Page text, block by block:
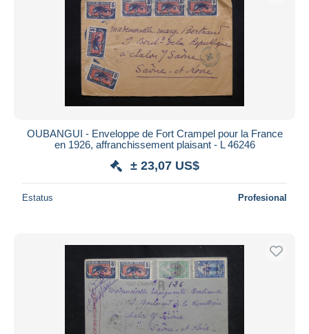
OUBANGUI - Enveloppe de Fort Crampel pour la France
en 1926, affranchissement plaisant - L 46246
± 23,07 US$
Estatus Profesional